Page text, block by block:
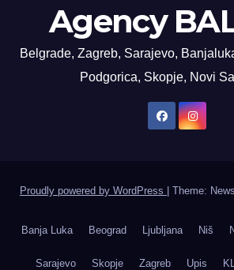
Agency
Belgrade, Zagreb, Sarajevo,
Podgorica, Skopje, Novi
Proudly powered by WordPress Theme:
Banja Luka Beograd Ljubljana Niš
Sarajevo Skopje Zagreb Upis